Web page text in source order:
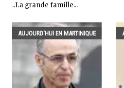
..La grande famille...
AUJOURD'HUI EN MARTINIQUE